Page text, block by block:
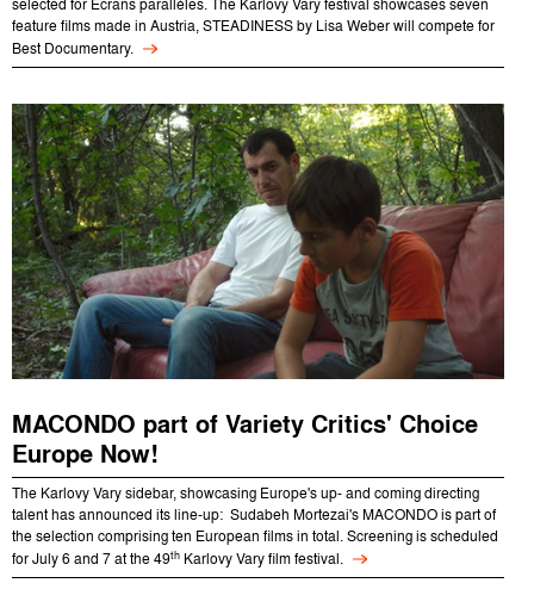
selected for Écrans parallèles. The Karlovy Vary festival showcases seven
feature films made in Austria, STEADINESS by Lisa Weber will compete for
Best Documentary.
MACONDO part of Variety Critics' Choice
Europe Now!
The Karlovy Vary sidebar, showcasing Europe's up- and coming directing
talent has announced its line-up: Sudabeh Mortezai's MACONDO is part of
the selection comprising ten European films in total. Screening is scheduled
for July 6 and 7 at the 49th Karlovy Vary film festival.